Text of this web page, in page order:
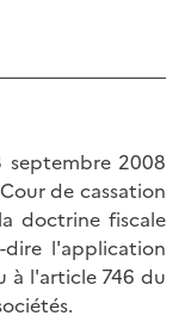
septembre 2008
de cassation
doctrine fiscale
dire l'application
à l'article 746 du